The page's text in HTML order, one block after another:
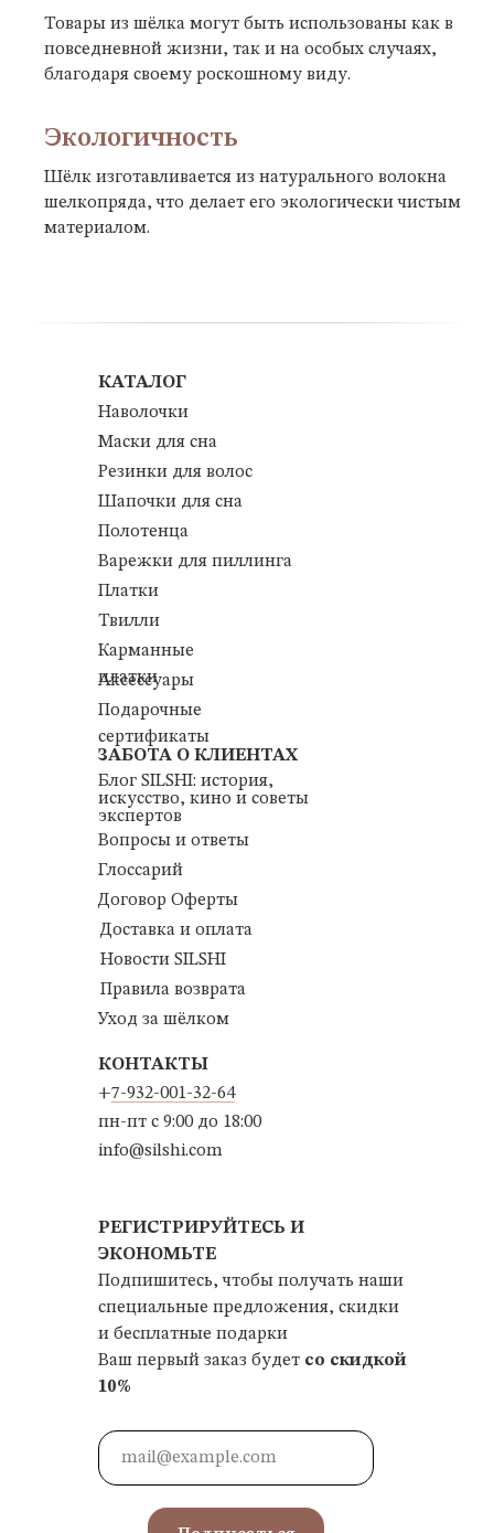
Товары из шёлка могут быть использованы как в
повседневной жизни, так и на особых случаях,
благодаря своему роскошному виду.
Экологичность
Шёлк изготавливается из натурального волокна
шелкопряда, что делает его экологически чистым
материалом.
Уход за шёлком
Правила возврата
Новости SILSHI
Доставка и оплата
Договор Оферты
Глоссарий
Вопросы и ответы
Блог SILSHI: история,
искусство, кино и советы
экспертов
ЗАБОТА О КЛИЕНТАХ
РЕГИСТРИРУЙТЕСЬ И
ЭКОНОМЬТЕ
Подпишитесь, чтобы получать наши
специальные предложения, скидки
и бесплатные подарки
Ваш первый заказ будет со скидкой
10%
КОНТАКТЫ
+7-932-001-32-64
пн-пт с 9:00 до 18:00
info@silshi.com
КАТАЛОГ
Наволочки
Резинки для волос
Шапочки для сна
Полотенца
Варежки для пиллинга
Платки
Карманные
платки
Аксессуары
Подарочные
сертификаты
Маски для сна
Твилли